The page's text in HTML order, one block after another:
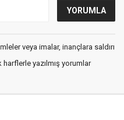
veya imalar, inançlara saldırı
yazılmış yorumlar